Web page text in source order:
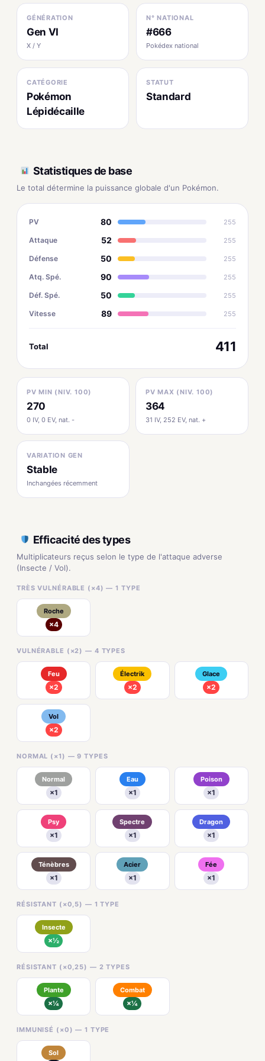
GÉNÉRATION
Gen VI
X / Y
N° NATIONAL
#666
Pokédex national
CATÉGORIE
Pokémon
Lépidécaille
STATUT
Standard
Statistiques de base
Le total détermine la puissance globale d'un Pokémon.
PV 80 255
Attaque 52 255
Défense 50 255
Atq. Spé. 90 255
Déf. Spé. 50 255
Vitesse 89 255
Total 411
PV MIN (NIV. 100)
270
0 IV, 0 EV, nat. -
PV MAX (NIV. 100)
364
31 IV, 252 EV, nat. +
VARIATION GEN
Stable
Inchangées récemment
Efficacité des types
Multiplicateurs reçus selon le type de l'attaque adverse
(Insecte / Vol).
TRÈS VULNÉRABLE (×4) — 1 TYPE
Roche
×4
VULNÉRABLE (×2) — 4 TYPES
Feu
×2
Électrik
×2
Glace
×2
Vol
×2
NORMAL (×1) — 9 TYPES
Normal
×1
Eau
×1
Poison
×1
Psy
×1
Spectre
×1
Dragon
×1
Ténèbres
×1
Acier
×1
Fée
×1
RÉSISTANT (×0,5) — 1 TYPE
Insecte
×½
RÉSISTANT (×0,25) — 2 TYPES
Plante
×¼
Combat
×¼
IMMUNISÉ (×0) — 1 TYPE
Sol